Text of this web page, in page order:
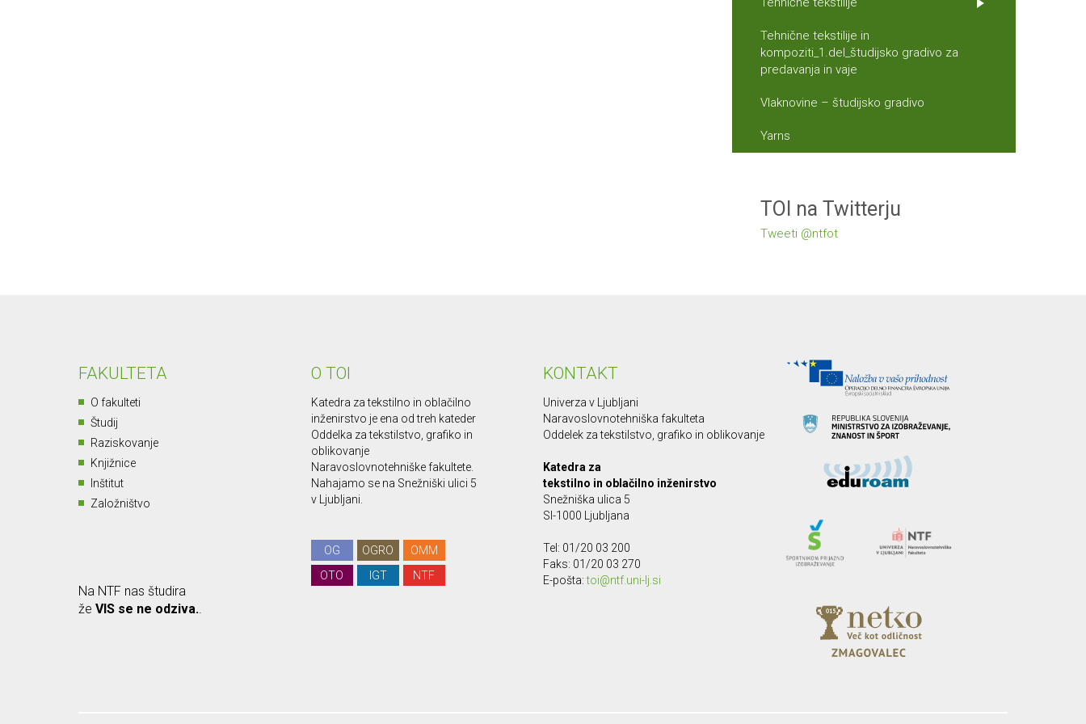
Tehnične tekstilije in
kompoziti_1.del_študijsko gradivo za
predavanja in vaje
Vlaknovine – študijsko gradivo
Yarns
TOI na Twitterju
Tweeti @ntfot
FAKULTETA
O fakulteti
Študij
Raziskovanje
Knjižnice
Inštitut
Založništvo
O TOI
Katedra za tekstilno in oblačilno
inženirstvo je ena od treh kateder
Oddelka za tekstilstvo, grafiko in
oblikovanje
Naravoslovnotehniške fakultete.
Nahajamo se na Snežniški ulici 5
v Ljubljani.
OG OGRO
OMM
OTO
IGT NTF
KONTAKT
Univerza v Ljubljani
Naravoslovnotehniška fakulteta
Oddelek za tekstilstvo, grafiko in oblikovanje
Katedra za
tekstilno in oblačilno inženirstvo
Snežniška ulica 5
SI-1000 Ljubljana
Tel: 01/20 03 200
Faks: 01/20 03 270
E-pošta:toi@ntf.uni-lj.si
Na NTF nas študira
že VIS se ne odziva.